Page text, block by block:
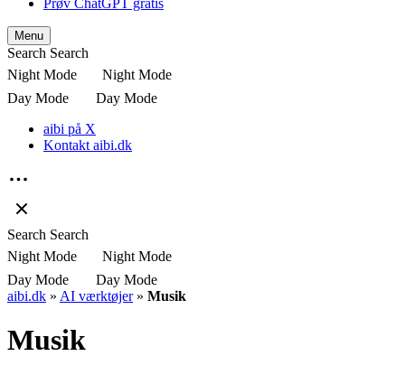
Prøv ChatGPT gratis
Menu
Search Search
Night Mode
Night Mode
Day Mode
Day Mode
aibi på X
Kontakt aibi.dk
Search Search
Night Mode
Night Mode
Day Mode
Day Mode
aibi.dk » AI værktøjer» Musik
Musik